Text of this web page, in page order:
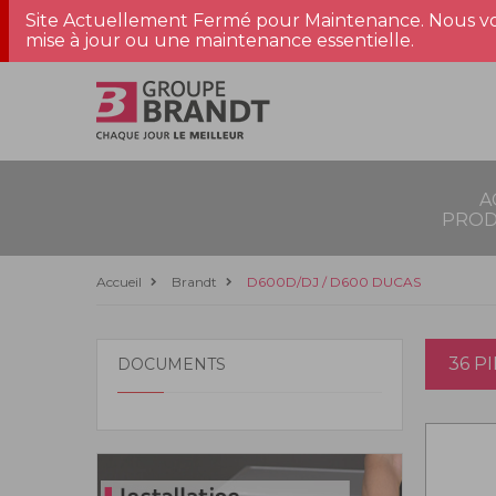
Site Actuellement Fermé pour Maintenance. Nous
mise à jour ou une maintenance essentielle.
Accueil Brandt D600D/DJ / D600 DUCAS
DOCUMENTS 36